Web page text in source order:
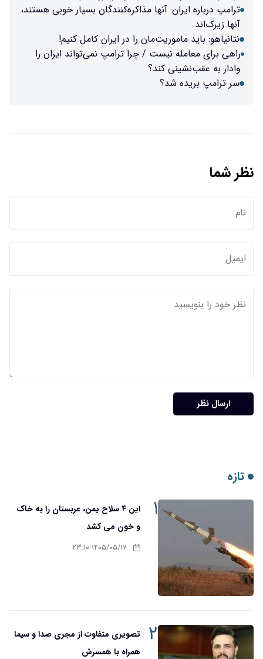
ترامپ درباره ایران: آنها مذاکره‌کنندگان بسیار خوبی هستند،
آنها زیرک‌اند
نتانیاهو: باید ماموریت‌مان را در ایران کامل کنیم!
راهی برای معامله نیست / چرا ترامپ نمی‌تواند ایران را
وادار به عقب‌نشینی کند؟
سر ترامپ بریده شد؟
نظر شما
ارسال نظر
تازه
۱
این ۴ سلاح یمن، عربستان را به خاک
و خون می کشد
۱۴۰۵/۰۵/۱۷ ۲۳:۱۰
۲
تصویری متفاوت از مجری صدا و سیما
همراه با همسرش